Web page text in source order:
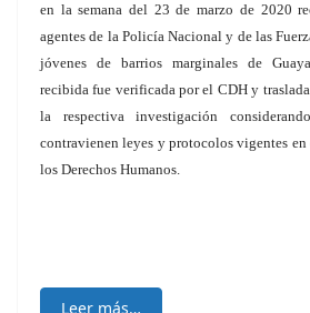
en la semana del 23 de marzo de 2020
agentes de la Policía Nacional y de las
jóvenes de barrios marginales de
recibida fue verificada por el CDH y
la respectiva investigación
contravienen leyes y protocolos vigentes en
los Derechos Humanos.
Leer más…